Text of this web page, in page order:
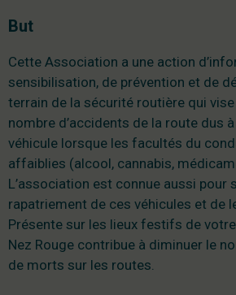
But
Cette Association a une action
sensibilisation, de prévention et de
terrain de la sécurité routière qui
nombre d’accidents de la route dus
véhicule lorsque les facultés du
affaiblies (alcool, cannabis,
L’association est connue aussi pour
rapatriement de ces véhicules et de
Présente sur les lieux festifs de
Nez Rouge contribue à diminuer le
de morts sur les routes.